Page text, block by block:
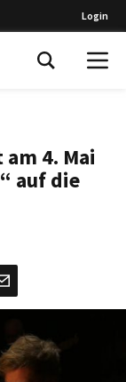
Login
4. Mai
auf die